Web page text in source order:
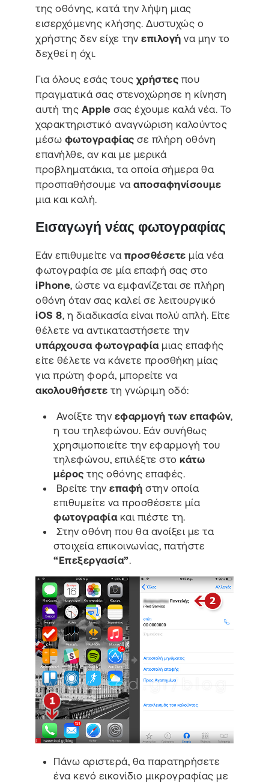
της οθόνης, κατά την λήψη μιας
εισερχόμενης κλήσης. Δυστυχώς ο
χρήστης δεν είχε τηνεπιλογή να μην το
δεχθεί η όχι.
Για όλους εσάς τους χρήστες που
πραγματικά σας στενοχώρησε η κίνηση
αυτή της Apple σας έχουμε καλά νέα. Το
χαρακτηριστικό αναγνώριση καλούντος
μέσω φωτογραφίας σε πλήρη οθόνη
επανήλθε, αν και με μερικά
προβληματάκια, τα οποία σήμερα θα
προσπαθήσουμε νααποσαφηνίσουμε
μια και καλή.
Εισαγωγή νέας φωτογραφίας
Εάν επιθυμείτε να προσθέσετε μία νέα
φωτογραφία σε μία επαφή σας στο
iPhone, ώστε να εμφανίζεται σε πλήρη
οθόνη όταν σας καλεί σε λειτουργικό
iOS 8, η διαδικασία είναι πολύ απλή. Είτε
θέλετε να αντικαταστήσετε την
υπάρχουσα φωτογραφίαμιας επαφής
είτε θέλετε να κάνετε προσθήκη μίας
για πρώτη φορά, μπορείτε να
ακολουθήσετε τη γνώριμη οδό:
Ανοίξτε την εφαρμογή των επαφών,
η του τηλεφώνου. Εάν συνήθως
χρησιμοποιείτε την εφαρμογή του
τηλεφώνου, επιλέξτε στοκάτω
μέρος της οθόνης επαφές.
Βρείτε τηνεπαφή στην οποία
επιθυμείτε να προσθέσετε μία
φωτογραφίακαι πιέστε τη.
Στην οθόνη που θα ανοίξει με τα
στοιχεία επικοινωνίας, πατήστε
“Επεξεργασία”.
Πάνω αριστερά, θα παρατηρήσετε
ένα κενό εικονίδιο μικρογραφίας με